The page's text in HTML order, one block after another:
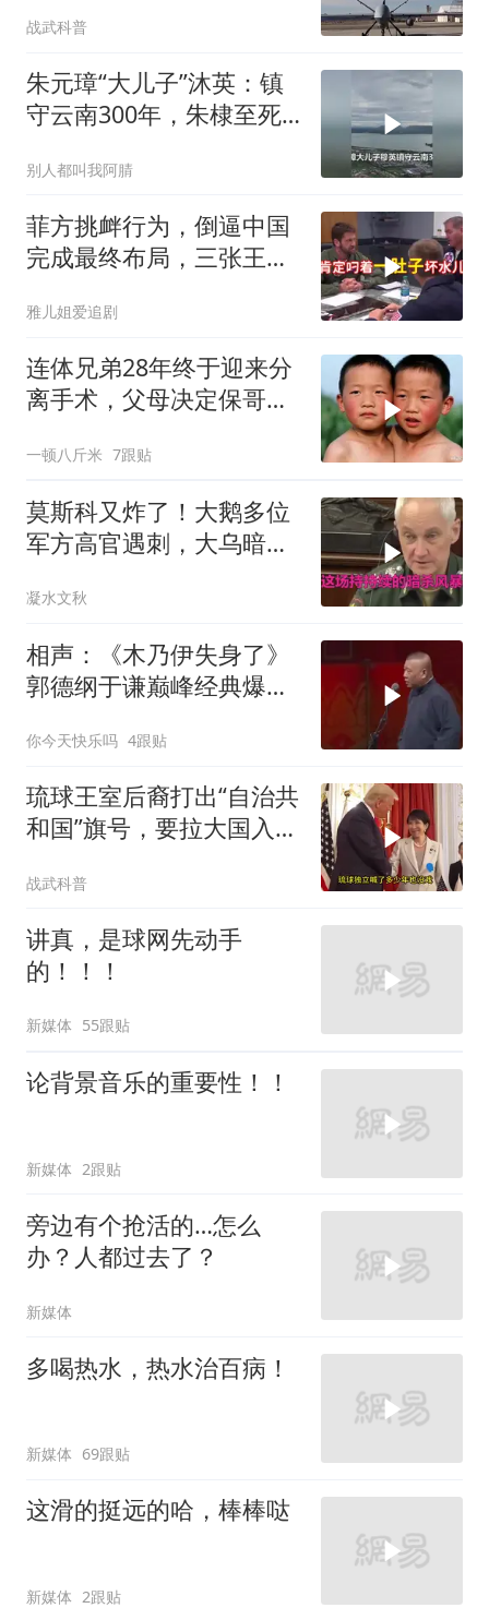
战武科普
朱元璋“大儿子”沐英：镇
守云南300年，朱棣至死
别人都叫我阿腈
菲方挑衅行为，倒逼中国
完成最终布局，三张王牌
雅儿姐爱追剧
连体兄弟28年终于迎来分
离手术，父母决定保哥
一顿八斤米 7跟贴
莫斯科又炸了！大鹅多位
军方高官遇刺，大乌暗杀
凝水文秋
相声：《木乃伊失身了》
郭德纲于谦巅峰经典爆笑
你今天快乐吗 4跟贴
琉球王室后裔打出“自治共
和国”旗号，要拉大国入局
战武科普
讲真，是球网先动手
的！！！
新媒体 55跟贴
论背景音乐的重要性！！
新媒体 2跟贴
旁边有个抢活的…怎么
办？人都过去了？
新媒体
多喝热水，热水治百病！
新媒体 69跟贴
这滑的挺远的哈，棒棒哒
新媒体 2跟贴